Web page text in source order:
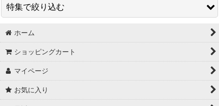
特集で絞り込む
はさみサイズで探す
包丁サイズで探す
ブランドで探す
ホーム
ショッピングカート
マイページ
お気に入り